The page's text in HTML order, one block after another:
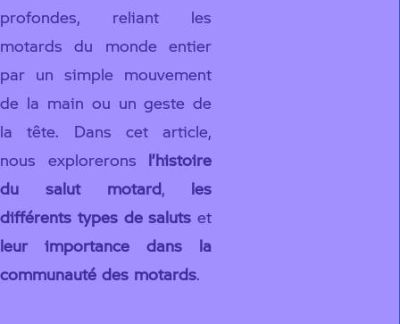
profondes, reliant les
motards du monde entier
par un simple mouvement
de la main ou un geste de
la tête. Dans cet article,
nous explorerons l’histoire
du salut motard, les
différents types de saluts et
leur importance dans la
communauté des motards.